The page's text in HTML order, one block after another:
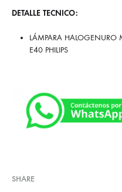
DETALLE TECNICO:
LÁMPARA
E40 PHILIPS
SHARE